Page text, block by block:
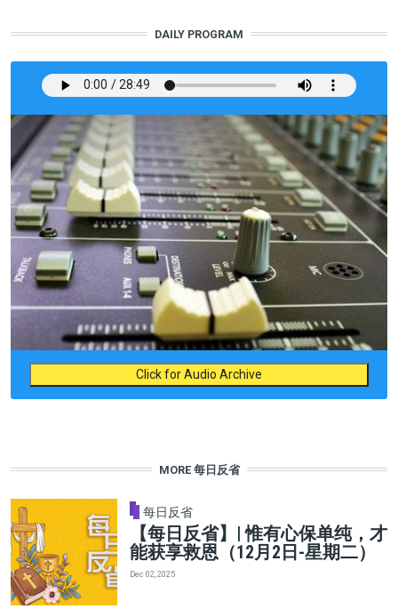
DAILY PROGRAM
Click for Audio Archive
MORE 每日反省
每日反省
【每日反省】| 惟有心保单纯，才
能获享救恩（12月2日-星期二）
Dec 02, 2025